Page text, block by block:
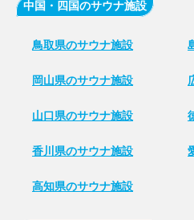
中国・四国のサウナ施設
鳥取県のサウナ施設
岡山県のサウナ施設
山口県のサウナ施設
香川県のサウナ施設
高知県のサウナ施設